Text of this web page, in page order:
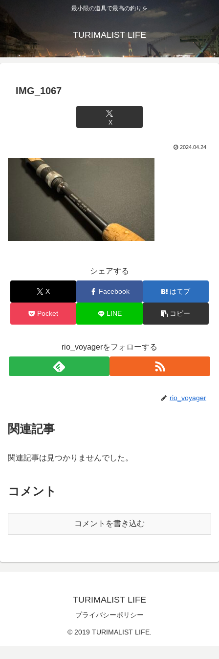
最小限の道具で最高の釣りを
TURIMALIST LIFE
IMG_1067
X
2024.04.24
シェアする
X Facebook はてブ
Pocket LINE コピー
rio_voyagerをフォローする
rio_voyager
関連記事
関連記事は見つかりませんでした。
コメント
コメントを書き込む
TURIMALIST LIFE
プライバシーポリシー
© 2019 TURIMALIST LIFE.